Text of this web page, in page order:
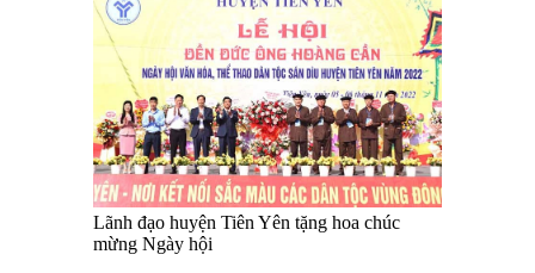
Lãnh đạo huyện Tiên Yên tặng hoa chúc
mừng Ngày hội